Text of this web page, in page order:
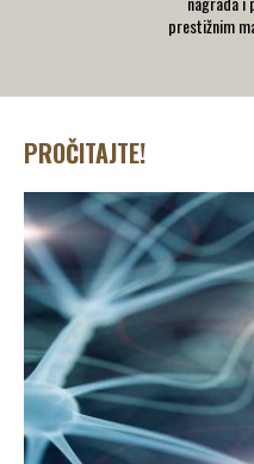
prestižnim
PROČITAJTE!